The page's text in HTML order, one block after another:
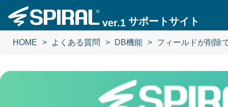
ver.1 サポートサイト
HOME よくある質問 DB機能 フィールドが削除